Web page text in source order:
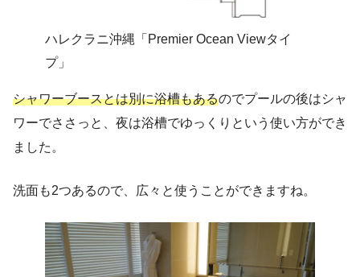
ハレクラニ沖縄「Premier Ocean Viewタイ
プ」
シャワーブースとは別に浴槽もあるのでプールの後はシャ
ワーでささっと、夜は浴槽でゆっくりという使い方ができ
ました。
洗面も2つあるので、広々と使うことができますね。